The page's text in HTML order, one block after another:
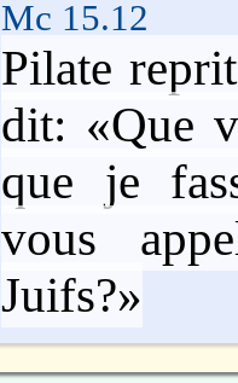
Mc 15.12
Pilate
dit: «Que
que je
vous
Juifs?»